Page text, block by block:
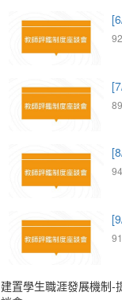
建置學生職涯發展機制-